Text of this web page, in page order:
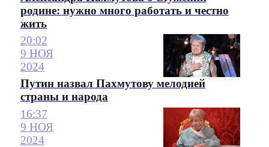
родине: нужно много работать и честно
жить
20:02
9 НОЯ
2024
Путин назвал Пахмутову мелодией
страны и народа
16:37
9 НОЯ
2024